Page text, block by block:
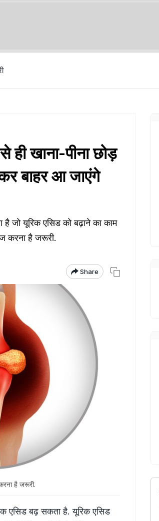
खाना-पीना छोड़
बाहर आ जाएंगे
जो यूरिक एसिड को बढ़ाने का काम
करना है जरूरी.
Share
है जरूरी.
एसिड बढ़ सकता है. यूरिक एसिड